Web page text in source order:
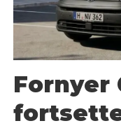
Fornyer